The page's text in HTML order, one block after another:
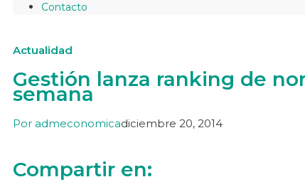
Contacto
Actualidad
Gestión lanza ranking de
semana
Por admeconomicadiciembre 20, 2014
Compartir en: